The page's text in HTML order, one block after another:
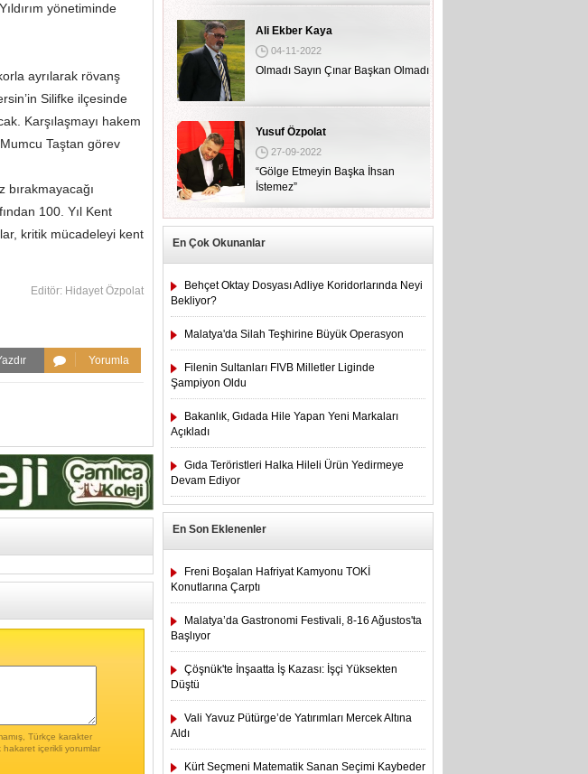
yönetiminde
ayrılarak rövanş
Silifke ilçesinde
Karşılaşmayı hakem
Taştan görev
bırakmayacağı
100. Yıl Kent
kritik mücadeleyi kent
Editör: Hidayet Özpolat
Yorumla
Türkçe karakter
hakaret içerikli yorumlar
Ali Ekber Kaya
04-11-2022
Olmadı Sayın Çınar Başkan Olmadı
Yusuf Özpolat
27-09-2022
“Gölge Etmeyin Başka İhsan
İstemez”
En Çok Okunanlar
Behçet Oktay Dosyası Adliye Koridorlarında Neyi
Bekliyor?
Malatya'da Silah Teşhirine Büyük Operasyon
Filenin Sultanları FIVB Milletler Liginde
Şampiyon Oldu
Bakanlık, Gıdada Hile Yapan Yeni Markaları
Açıkladı
Gıda Teröristleri Halka Hileli Ürün Yedirmeye
Devam Ediyor
En Son Eklenenler
Freni Boşalan Hafriyat Kamyonu TOKİ
Konutlarına Çarptı
Malatya’da Gastronomi Festivali, 8-16 Ağustos'ta
Başlıyor
Çöşnük'te İnşaatta İş Kazası: İşçi Yüksekten
Düştü
Vali Yavuz Pütürge’de Yatırımları Mercek Altına
Aldı
Kürt Seçmeni Matematik Sanan Seçimi Kaybeder